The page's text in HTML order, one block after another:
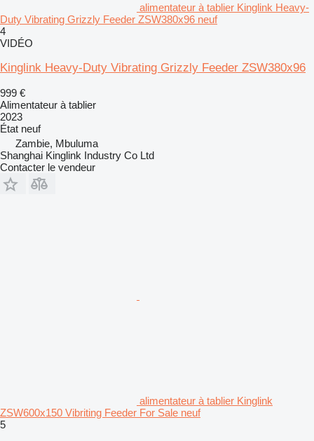
alimentateur à tablier Kinglink Heavy-
Duty Vibrating Grizzly Feeder ZSW380x96 neuf
4
VIDÉO
Kinglink Heavy-Duty Vibrating Grizzly Feeder ZSW380x96
999 €
Alimentateur à tablier
2023
État neuf
Zambie, Mbuluma
Shanghai Kinglink Industry Co Ltd
Contacter le vendeur
alimentateur à tablier Kinglink
ZSW600x150 Vibriting Feeder For Sale neuf
5